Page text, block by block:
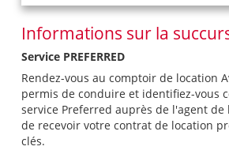
Informations sur la
Service PREFERRED
Rendez-vous au comptoir de location
permis de conduire et identifiez-vous
service Preferred auprès de l'agent de
de recevoir votre contrat de location
clés.